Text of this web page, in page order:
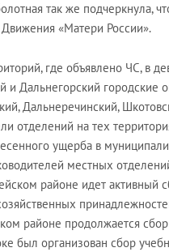
так же подчеркнула,
«Матери России».
где объявлено ЧС, в
и Дальнегорский городские
Дальнеречинский,
отделений на тех
ущерба в
местных
районе идет активный
районе продолжается
был организован сбор